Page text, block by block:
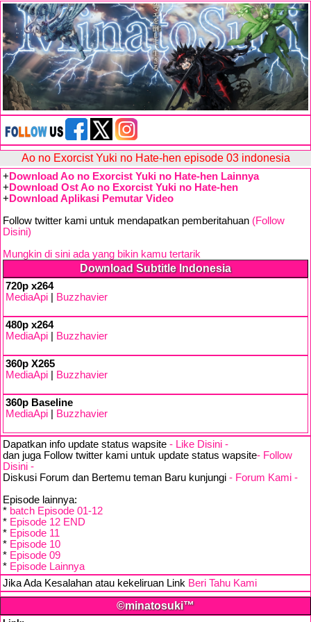
Ao no Exorcist Yuki no Hate-hen episode 03 indonesia
+ Download Ao no Exorcist Yuki no Hate-hen Lainnya
+ Download Ost Ao no Exorcist Yuki no Hate-hen
+ Download Aplikasi Pemutar Video
Follow twitter kami untuk mendapatkan pemberitahuan (Follow
Disini)
Mungkin di sini ada yang bikin kamu tertarik
Download Subtitle Indonesia
720p x264
MediaApi
Buzzhavier
480p x264
MediaApi
Buzzhavier
360p X265
MediaApi
Buzzhavier
360p Baseline
MediaApi
Buzzhavier
Dapatkan info update status wapsite - Like Disini -
dan juga Follow twitter kami untuk update status wapsite- Follow
Disini -
Diskusi Forum dan Bertemu teman Baru kunjungi - Forum Kami -
Episode lainnya:
* batch Episode 01-12
* Episode 12 END
* Episode 11
* Episode 10
* Episode 09
* Episode Lainnya
Jika Ada Kesalahan atau kekeliruan Link Beri Tahu Kami
©minatosuki™